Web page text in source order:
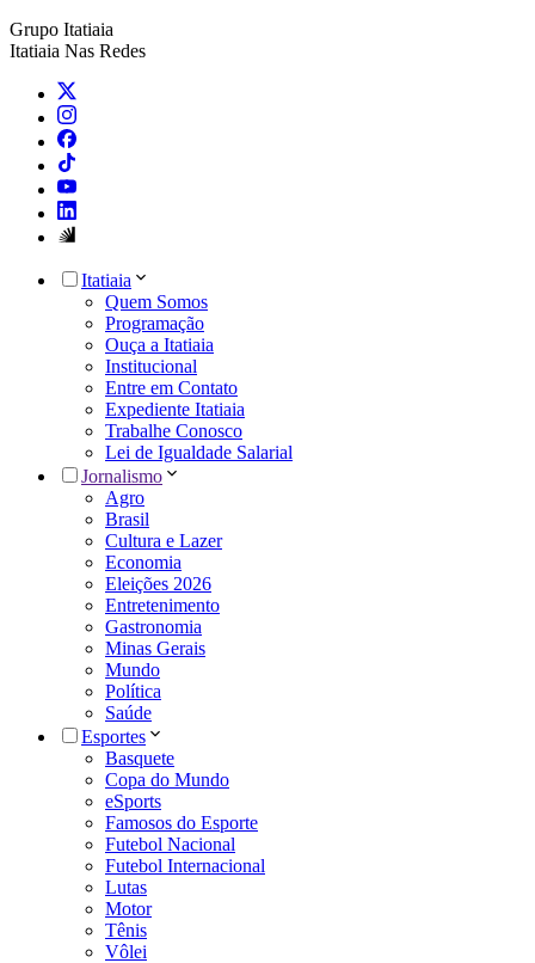
Grupo Itatiaia
Itatiaia Nas Redes
Itatiaia
Quem Somos
Programação
Ouça a Itatiaia
Institucional
Entre em Contato
Expediente Itatiaia
Trabalhe Conosco
Lei de Igualdade Salarial
Jornalismo
Agro
Brasil
Cultura e Lazer
Economia
Eleições 2026
Entretenimento
Gastronomia
Minas Gerais
Mundo
Política
Saúde
Esportes
Basquete
Copa do Mundo
eSports
Famosos do Esporte
Futebol Nacional
Futebol Internacional
Lutas
Motor
Tênis
Vôlei